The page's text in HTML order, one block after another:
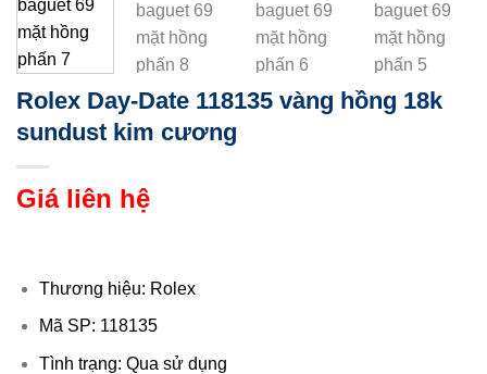
Rolex Day-Date 118135 vàng hồng 18k
sundust kim cương
Giá liên hệ
Thương hiệu: Rolex
Mã SP: 118135
Tình trạng: Qua sử dụng